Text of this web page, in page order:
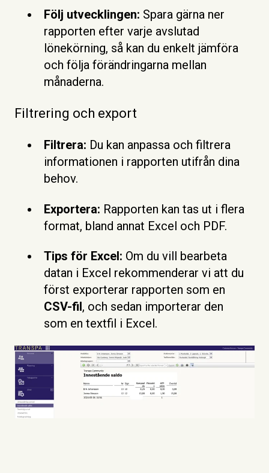
Följ utvecklingen: Spara gärna ner
rapporten efter varje avslutad
lönekörning, så kan du enkelt jämföra
och följa förändringarna mellan
månaderna.
Filtrering och export
Filtrera: Du kan anpassa och filtrera
informationen i rapporten utifrån dina
behov.
Exportera: Rapporten kan tas ut i flera
format, bland annat Excel och PDF.
Tips för Excel: Om du vill bearbeta
datan i Excel rekommenderar vi att du
först exporterar rapporten som en
CSV-fil, och sedan importerar den
som en textfil i Excel.